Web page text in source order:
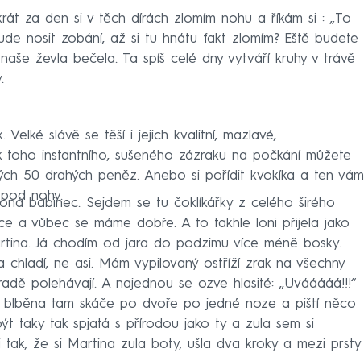
za den si v těch dírách zlomím nohu a říkám si : „To
nosit zobání, až si tu hnátu fakt zlomím? Eště budete
ževla bečela. Ta spíš celé dny vytváří kruhy v trávě
Velké slávě se těší i jejich kvalitní, mazlavé,
toho instantního, sušeného zázraku na počkání můžete
50 drahých peněz. Anebo si pořídit kvokíka a ten vám
nohy.
babinec. Sejdem se tu čoklíkářky z celého širého
a vůbec se máme dobře. A to takhle loni přijela jako
Já chodím od jara do podzimu více méně bosky.
ne asi. Mám vypilovaný ostříží zrak na všechny
polehávají. A najednou se ozve hlasité: ,,Uvááááá!!!“
tam skáče po dvoře po jedné noze a piští něco
taky tak spjatá s přírodou jako ty a zula sem si
tak, že si Martina zula boty, ušla dva kroky a mezi prsty